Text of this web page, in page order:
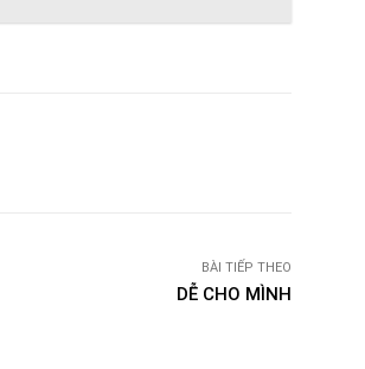
BÀI TIẾP THEO
DỄ CHO MÌNH